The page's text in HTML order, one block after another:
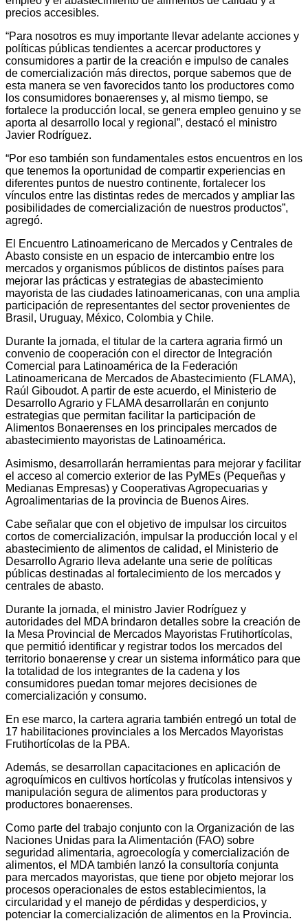
precios accesibles.
“Para nosotros es muy importante llevar adelante acciones y
políticas públicas tendientes a acercar productores y
consumidores a partir de la creación e impulso de canales
de comercialización más directos, porque sabemos que de
esta manera se ven favorecidos tanto los productores como
los consumidores bonaerenses y, al mismo tiempo, se
fortalece la producción local, se genera empleo genuino y se
aporta al desarrollo local y regional”, destacó el ministro
Javier Rodríguez.
“Por eso también son fundamentales estos encuentros en los
que tenemos la oportunidad de compartir experiencias en
diferentes puntos de nuestro continente, fortalecer los
vínculos entre las distintas redes de mercados y ampliar las
posibilidades de comercialización de nuestros productos”,
agregó.
El Encuentro Latinoamericano de Mercados y Centrales de
Abasto consiste en un espacio de intercambio entre los
mercados y organismos públicos de distintos países para
mejorar las prácticas y estrategias de abastecimiento
mayorista de las ciudades latinoamericanas, con una amplia
participación de representantes del sector provenientes de
Brasil, Uruguay, México, Colombia y Chile.
Durante la jornada, el titular de la cartera agraria firmó un
convenio de cooperación con el director de Integración
Comercial para Latinoamérica de la Federación
Latinoamericana de Mercados de Abastecimiento (FLAMA),
Raúl Giboudot. A partir de este acuerdo, el Ministerio de
Desarrollo Agrario y FLAMA desarrollarán en conjunto
estrategias que permitan facilitar la participación de
Alimentos Bonaerenses en los principales mercados de
abastecimiento mayoristas de Latinoamérica.
Asimismo, desarrollarán herramientas para mejorar y facilitar
el acceso al comercio exterior de las PyMEs (Pequeñas y
Medianas Empresas) y Cooperativas Agropecuarias y
Agroalimentarias de la provincia de Buenos Aires.
Cabe señalar que con el objetivo de impulsar los circuitos
cortos de comercialización, impulsar la producción local y el
abastecimiento de alimentos de calidad, el Ministerio de
Desarrollo Agrario lleva adelante una serie de políticas
públicas destinadas al fortalecimiento de los mercados y
centrales de abasto.
Durante la jornada, el ministro Javier Rodríguez y
autoridades del MDA brindaron detalles sobre la creación de
la Mesa Provincial de Mercados Mayoristas Frutihortícolas,
que permitió identificar y registrar todos los mercados del
territorio bonaerense y crear un sistema informático para que
la totalidad de los integrantes de la cadena y los
consumidores puedan tomar mejores decisiones de
comercialización y consumo.
En ese marco, la cartera agraria también entregó un total de
17 habilitaciones provinciales a los Mercados Mayoristas
Frutihortícolas de la PBA.
Además, se desarrollan capacitaciones en aplicación de
agroquímicos en cultivos hortícolas y frutícolas intensivos y
manipulación segura de alimentos para productoras y
productores bonaerenses.
Como parte del trabajo conjunto con la Organización de las
Naciones Unidas para la Alimentación (FAO) sobre
seguridad alimentaria, agroecología y comercialización de
alimentos, el MDA también lanzó la consultoría conjunta
para mercados mayoristas, que tiene por objeto mejorar los
procesos operacionales de estos establecimientos, la
circularidad y el manejo de pérdidas y desperdicios, y
potenciar la comercialización de alimentos en la Provincia.